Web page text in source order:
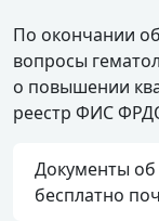
По окончании
вопросы
о повышении
реестр ФИС
Документы
бесплатно